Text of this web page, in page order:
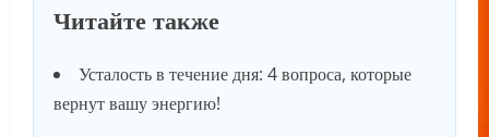
Читайте также
Усталость в течение дня: 4 вопроса, которые
вернут вашу энергию!